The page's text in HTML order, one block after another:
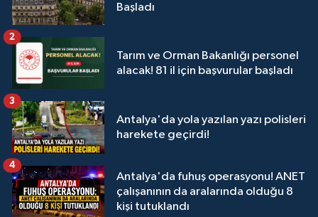
Başladı
Tarım ve Orman Bakanlığı personel
alacak! 81 il için başvurular başladı
2
Antalya'da yola yazılan yazı polisleri
harekete geçirdi!
3
Antalya'da fuhuş operasyonu! ANET
çalışanının da aralarında olduğu 8
kişi tutuklandı
4